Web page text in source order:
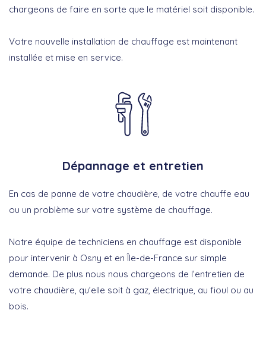
chargeons de faire en sorte que le matériel soit disponible.
Votre nouvelle installation de chauffage est maintenant
installée et mise en service.
Dépannage et entretien
En cas de panne de votre chaudière, de votre chauffe eau
ou un problème sur votre système de chauffage.
Notre équipe de techniciens en chauffage est disponible
pour intervenir à Osny et en Île-de-France sur simple
demande. De plus nous nous chargeons de l’entretien de
votre chaudière, qu’elle soit à gaz, électrique, au fioul ou au
bois.